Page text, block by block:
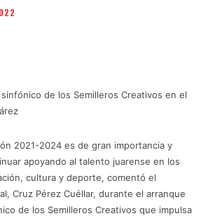
de los Semilleros Creativos en el
2021-2024 es de gran importancia y
apoyando al talento juarense en los
cultura y deporte, comentó el
Cruz Pérez Cuéllar, durante el arranque
de los Semilleros Creativos que impulsa